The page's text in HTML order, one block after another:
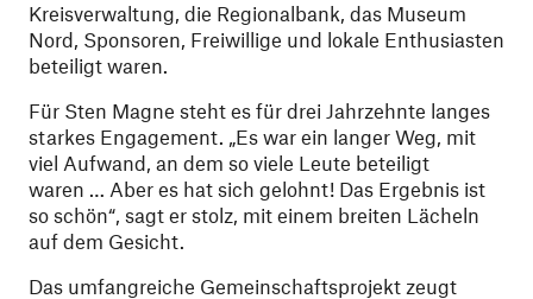
Kreisverwaltung, die Regionalbank, das Museum
Nord, Sponsoren, Freiwillige und lokale Enthusiasten
beteiligt waren.
Für Sten Magne steht es für drei Jahrzehnte langes
starkes Engagement. „Es war ein langer Weg, mit
viel Aufwand, an dem so viele Leute beteiligt
waren … Aber es hat sich gelohnt! Das Ergebnis ist
so schön“, sagt er stolz, mit einem breiten Lächeln
auf dem Gesicht.
Das umfangreiche Gemeinschaftsprojekt zeugt